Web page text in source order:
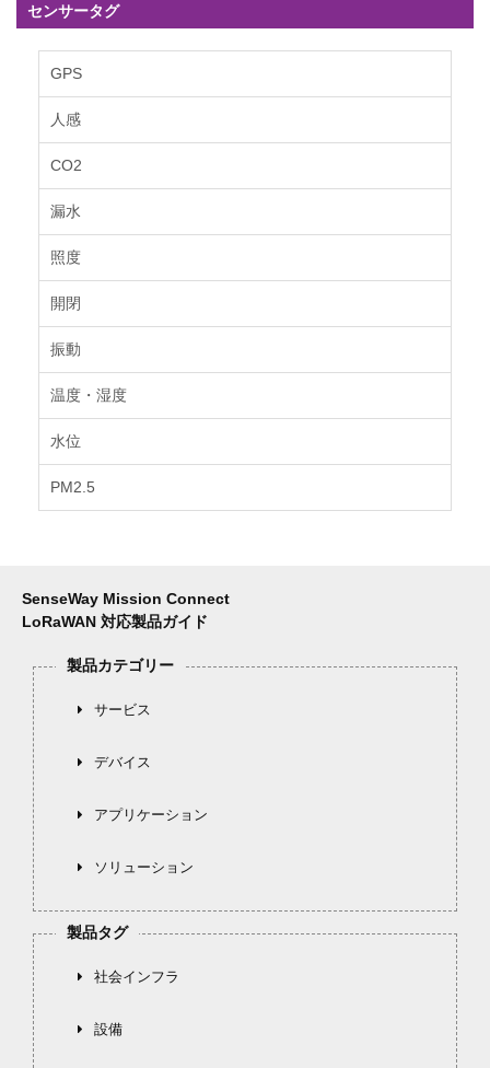
センサータグ
GPS
人感
CO2
漏水
照度
開閉
振動
温度・湿度
水位
PM2.5
SenseWay Mission Connect
LoRaWAN 対応製品ガイド
製品カテゴリー
サービス
デバイス
アプリケーション
ソリューション
製品タグ
社会インフラ
設備